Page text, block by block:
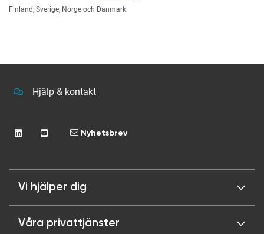
Finland, Sverige, Norge och Danmark.
Hjälp & kontakt
Nyhetsbrev
Vi hjälper dig
Våra privattjänster